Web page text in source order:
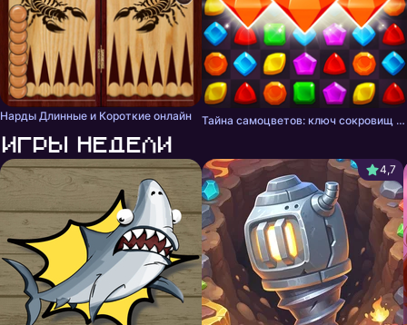
Нарды Длинные и Короткие онлайн Тайна самоцветов: ключ сокровищ - три в ряд
Игры недели
4,7